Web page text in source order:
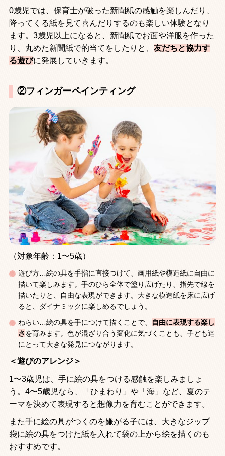
0歳児では、保育士が破った新聞紙の感触を楽しんだり、
降ってくる紙を見て喜んだりするのも楽しい体験となり
ます。3歳児以上になると、新聞紙でお面や洋服を作った
り、丸めた新聞紙で的当てをしたりと、 友だちと協力す
る遊びに発展していきます。
②フィンガーペインティング
（対象年齢：1〜5歳）
遊び方…絵の具を手指に直接つけて、画用紙や模造紙に自由に
描いて楽しみます。手のひら全体で塗り広げたり、指先で線を
描いたりと、自由な表現ができます。大きな模造紙を床に広げ
ると、ダイナミックに楽しめるでしょう。
ねらい…絵の具を手につけて描くことで、
自由に表現する楽し
さを育みます。色が混ざり合う変化に気づくことも、子ども達
にとって大きな発見につながります。
＜遊びのアレンジ＞
1〜3歳児は、手に絵の具をつける感触を楽しみましょ
う。4〜5歳児なら、「ひまわり」や「海」など、夏のテ
ーマを決めて表現すると想像力を育むことができます。
また手に絵の具がつくのを嫌がる子には、大きなジップ
袋に絵の具をつけた紙を入れて袋の上から絵を描くのも
おすすめです。